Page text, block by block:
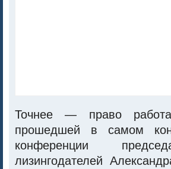
Точнее — право
прошедшей в самом
конференции
лизингодателей